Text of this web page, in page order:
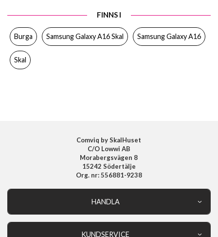
Material Hårdplast (PC), Mjukplast (TPU)
Varumärke
Tillverkarens art nr
FINNS I
Burga Samsung Galaxy A16 Skal Samsung Galaxy A16
Skal
Comviq by SkalHuset
C/O Lowwi AB
Morabergsvägen 8
15242 Södertälje
Org. nr: 556881-9238
HANDLA
KUNDSERVICE